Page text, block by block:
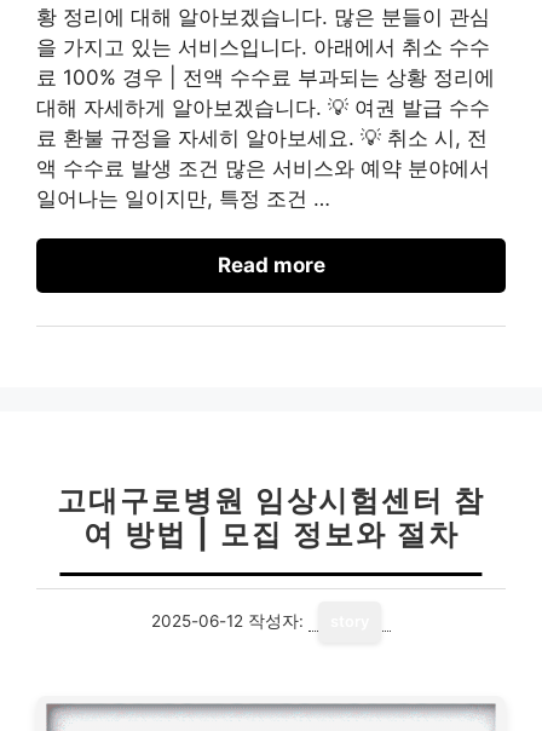
황 정리에 대해 알아보겠습니다. 많은 분들이 관심
을 가지고 있는 서비스입니다. 아래에서 취소 수수
료 100% 경우 | 전액 수수료 부과되는 상황 정리에
대해 자세하게 알아보겠습니다. 💡 여권 발급 수수
료 환불 규정을 자세히 알아보세요. 💡 취소 시, 전
액 수수료 발생 조건 많은 서비스와 예약 분야에서
일어나는 일이지만, 특정 조건 …
Read more
고대구로병원 임상시험센터 참
여 방법 | 모집 정보와 절차
2025-06-12 작성자: